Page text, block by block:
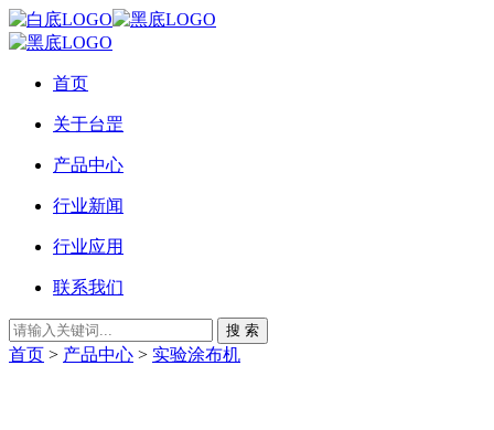
首页
关于台罡
产品中心
行业新闻
行业应用
联系我们
搜 索
首页 > 产品中心 > 实验涂布机